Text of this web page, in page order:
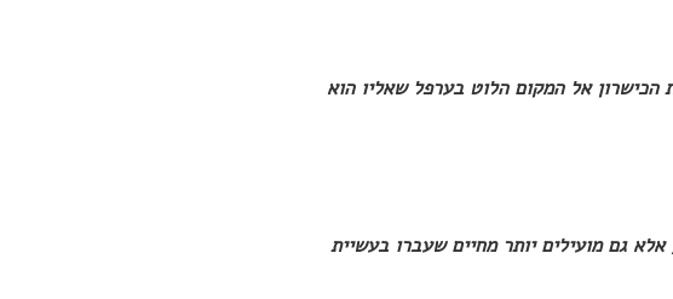
הכישרון אל המקום הלוט בערפל שאליו הוא
אלא גם מועילים יותר מחיים שעברו בעשיית